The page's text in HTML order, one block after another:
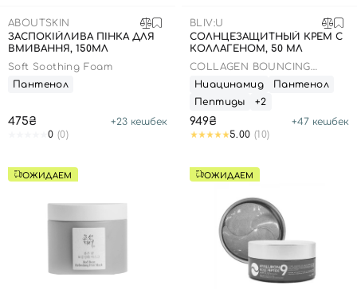
Кремы для тела с SPF
Миниатюры
Карбокситерапия
Бьюти Гаджеты
Автозагар
Наборы
Для детей
Для мужчин
Специальный уход
Для детей
Для мужчин
Дезодоранты
Интимный уход
Автозагар
ABOUTSKIN
ЗАСПОКІЙЛИВА ПІНКА ДЛЯ
ВМИВАННЯ, 150МЛ
Soft Soothing Foam
Пантенол
475₴ +23 кешбек
0 (0)
BLIV:U
СОЛНЦЕЗАЩИТНЫЙ КРЕМ С
КОЛЛАГЕНОМ, 50 МЛ
COLLAGEN BOUNCING
SUNSCREEN
Ниацинамид
Пантенол
Пептиды
+2
949₴ +47 кешбек
5.00 (10)
ОЖИДАЕМ ОЖИДАЕМ